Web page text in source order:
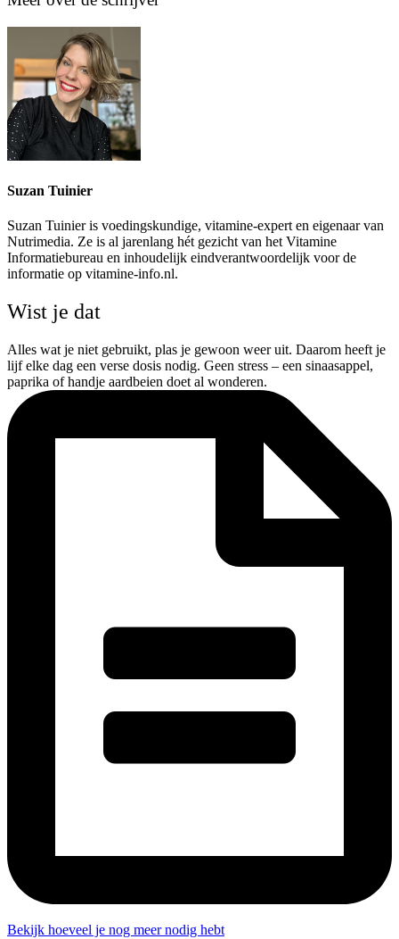
Suzan Tuinier
Suzan Tuinier is voedingskundige, vitamine-expert en eigenaar van
Nutrimedia. Ze is al jarenlang hét gezicht van het Vitamine
Informatiebureau en inhoudelijk eindverantwoordelijk voor de
informatie op vitamine-info.nl.
Wist je dat
Alles wat je niet gebruikt, plas je gewoon weer uit. Daarom heeft je
lijf elke dag een verse dosis nodig. Geen stress – een sinaasappel,
paprika of handje aardbeien doet al wonderen.
Bekijk hoeveel je nog meer nodig hebt